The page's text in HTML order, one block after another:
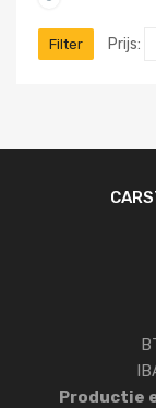
Filter Prijs:
Productie